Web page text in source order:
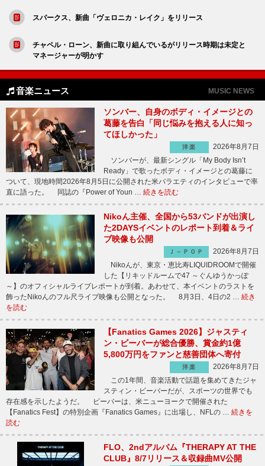
スパークス、新曲「ヴェロニカ・レイク」をリリース
チャペル・ローン、新曲に取り組んでいるがリリース時期は未定と
マネージャーが明かす
音楽ニュース MUSIC NEWS
ソンバー、自身のボディ・イメージとの
葛藤を告白「同じ悩みを抱える人に知っ
てほしかった」
洋楽
2026年8月7日
ソンバーが、最新シングル「My Body Isn’t
Ready」で歌ったボディ・イメージとの葛藤に
ついて、現地時間2026年8月5日に公開された米バラエティのインタビューで率
直に語った。 同誌の『Power of Youn … 続きを読む
Nikoん主催、全国から53バンドが出演し
た2DAYSイベントのレポート到着＆ライ
ブ映像も公開
Ｊ－ＰＯＰ
2026年8月7日
Nikoんが、東京・恵比寿LIQUIDROOMで開催
した【リキッドルームで47 ～ぐんゆうかっぽ
～】のオフィシャルライブレポートが到着。あわせて、本イベントのラストを
飾ったNikoんのフル尺ライブ映像も公開となった。 8月3日、4日の2 … 続き
を読む
【Fanatics Games 2026】ジャスティ
ン・ビーバーが総合優勝、賞金約1億
5,800万円をファンと慈善団体へ寄付
洋楽
2026年8月7日
この1年間、音楽活動で話題を集めてきたジャ
スティン・ビーバーだが、スポーツの世界でも
存在感を示したようだ。 ビーバーは、米ニューヨークで開催された
【Fanatics Fest】の特別企画『Fanatics Games』に出場し、NFLの … 続きを
読む
FLO、2ndアルバム『THERAPY AT THE
CLUB』8/7リリース＆収録曲MV公開